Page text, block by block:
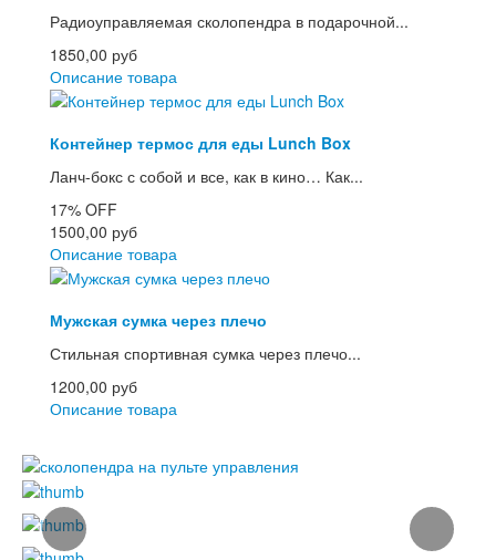
Радиоуправляемая сколопендра в подарочной...
1850,00 руб
Описание товара
Контейнер термос для еды Lunch Box
Ланч-бокс с собой и все, как в кино… Как...
17% OFF
1500,00 руб
Описание товара
Мужская сумка через плечо
Стильная спортивная сумка через плечо...
1200,00 руб
Описание товара